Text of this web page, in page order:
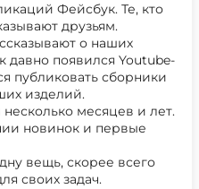
Фейсбук. Те, кто
друзьям.
о наших
давно появился Youtube-
публиковать сборники
изделий.
месяцев и лет.
новинок и первые
вещь, скорее всего
своих задач.